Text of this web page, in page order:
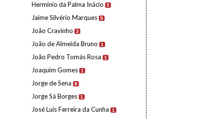
Hermínio da Palma Inácio 5
Jaime Silvério Marques 5
João Cravinho 3
João de Almeida Bruno 1
João Pedro Tomás Rosa 1
Joaquim Gomes 1
Jorge de Sena 8
Jorge Sá Borges 1
José Luís Ferreira da Cunha 1